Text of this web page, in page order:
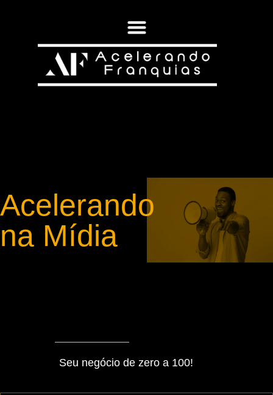
Acelerando
na Mídia
Seu negócio de zero a 100!